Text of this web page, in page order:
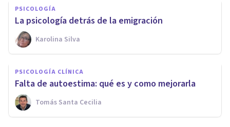
PSICOLOGÍA
La psicología detrás de la emigración
Karolina Silva
PSICOLOGÍA CLÍNICA
Falta de autoestima: qué es y como mejorarla
Tomás Santa Cecilia